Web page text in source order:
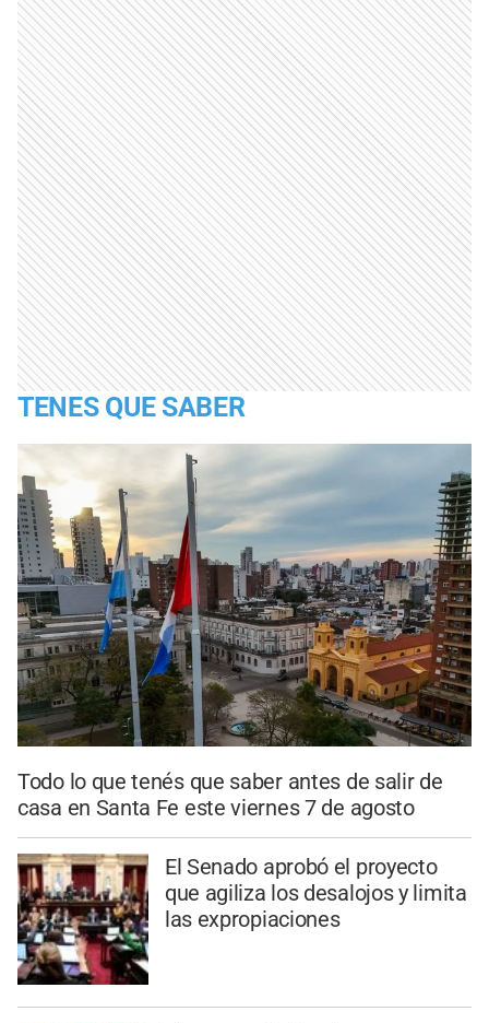
TENES QUE SABER
Todo lo que tenés que saber antes de salir de
casa en Santa Fe este viernes 7 de agosto
El Senado aprobó el proyecto
que agiliza los desalojos y limita
las expropiaciones